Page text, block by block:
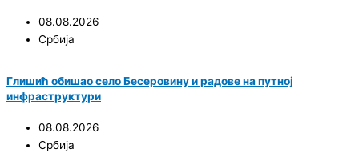
08.08.2026
Србија
Глишић обишао село Бесеровину и радове на путној
инфраструктури
08.08.2026
Србија